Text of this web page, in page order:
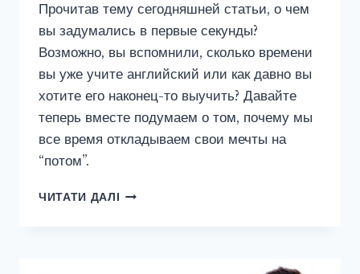
Прочитав тему сегодняшней статьи, о чем
вы задумались в первые секунды?
Возможно, вы вспомнили, сколько времени
вы уже учите английский или как давно вы
хотите его наконец-то выучить? Давайте
теперь вместе подумаем о том, почему мы
все время откладываем свои мечты на
“потом”.
ЧИТАТИ ДАЛІ ОПЯТЬ